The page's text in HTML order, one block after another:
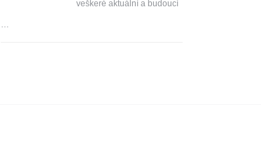
veškeré aktuální a budoucí
…